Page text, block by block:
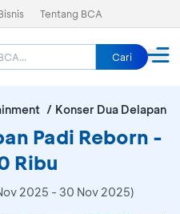
Tentang BCA
Cari
Konser Dua Delapan
Padi Reborn -
Ribu
2025 - 30 Nov 2025)